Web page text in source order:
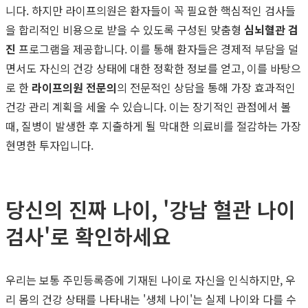
니다. 하지만 라이프의원은 환자들이 꼭 필요한 핵심적인 검사들
을 합리적인 비용으로 받을 수 있도록 구성된 맞춤형 심뇌혈관 검
진 프로그램을 제공합니다. 이를 통해 환자들은 경제적 부담을 덜
면서도 자신의 건강 상태에 대한 정확한 정보를 얻고, 이를 바탕으
로 한 라이프의원 전문의의 전문적인 상담을 통해 가장 효과적인
건강 관리 계획을 세울 수 있습니다. 이는 장기적인 관점에서 볼
때, 질병이 발생한 후 지출하게 될 막대한 의료비를 절감하는 가장
현명한 투자입니다.
당신의 진짜 나이, '강남 혈관 나이
검사'로 확인하세요
우리는 보통 주민등록증에 기재된 나이로 자신을 인식하지만, 우
리 몸의 건강 상태를 나타내는 '생체 나이'는 실제 나이와 다를 수